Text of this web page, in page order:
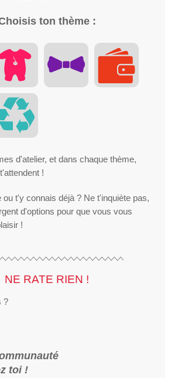
ton thème :
d'atelier, et dans chaque thème,
!
ou t'y connais déjà ? Ne t'inquiète pas,
d'options pour que vous vous
!
NE RATE RIEN !
?
toi !